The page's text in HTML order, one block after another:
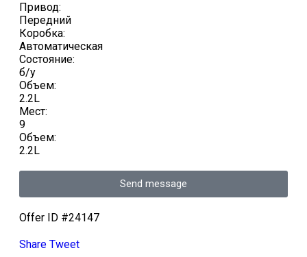
Привод:
Передний
Коробка:
Автоматическая
Состояние:
б/у
Объем:
2.2L
Мест:
9
Объем:
2.2L
Send message
Offer ID #24147
Share Tweet